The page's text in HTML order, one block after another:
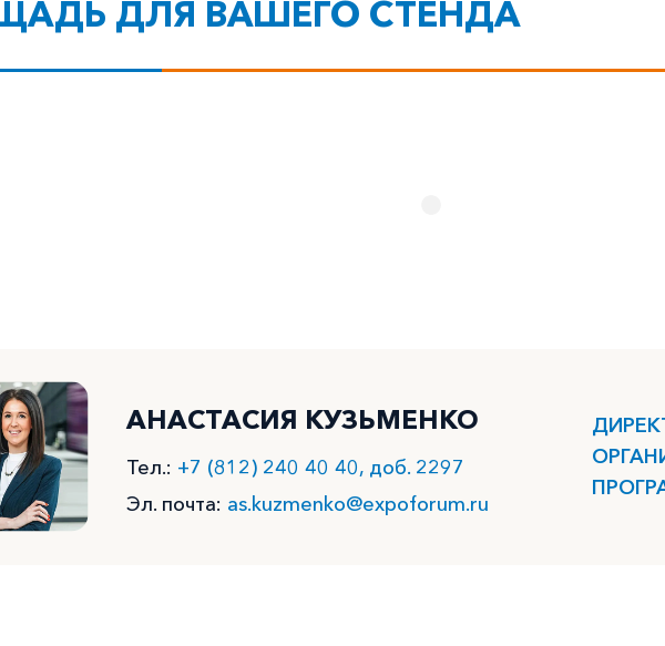
ДЛЯ ВАШЕГО СТЕНДА
АНАСТАСИЯ КУЗЬМЕНКО
Тел.: +7 (812) 240 40 40, доб. 2297
Эл. почта: as.kuzmenko@expoforum.ru